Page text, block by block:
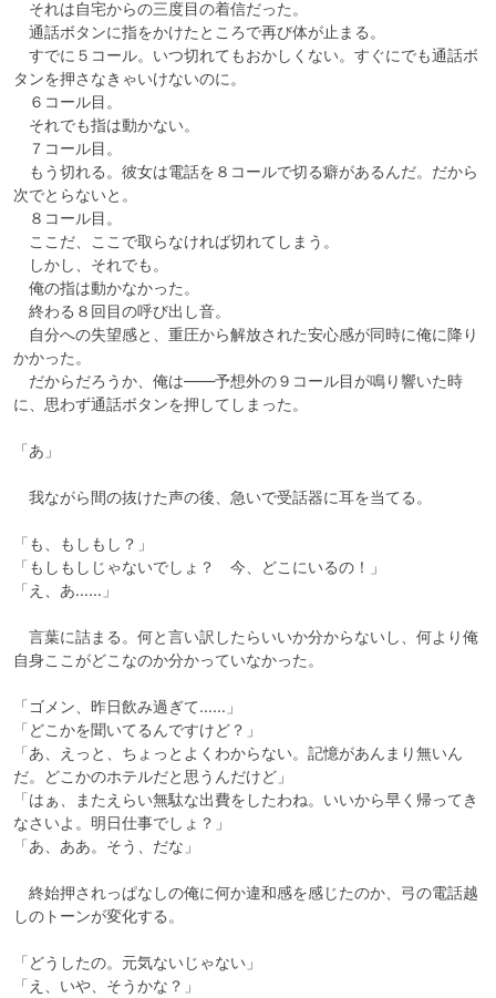
それは自宅からの三度目の着信だった。
通話ボタンに指をかけたところで再び体が止まる。
すでに５コール。いつ切れてもおかしくない。すぐにでも通話ボ
タンを押さなきゃいけないのに。
６コール目。
それでも指は動かない。
７コール目。
もう切れる。彼女は電話を８コールで切る癖があるんだ。だから
次でとらないと。
８コール目。
ここだ、ここで取らなければ切れてしまう。
しかし、それでも。
俺の指は動かなかった。
終わる８回目の呼び出し音。
自分への失望感と、重圧から解放された安心感が同時に俺に降り
かかった。
だからだろうか、俺は――予想外の９コール目が鳴り響いた時
に、思わず通話ボタンを押してしまった。
「あ」
我ながら間の抜けた声の後、急いで受話器に耳を当てる。
「も、もしもし？」
「もしもしじゃないでしょ？　今、どこにいるの！」
「え、あ……」
言葉に詰まる。何と言い訳したらいいか分からないし、何より俺
自身ここがどこなのか分かっていなかった。
「ゴメン、昨日飲み過ぎて……」
「どこかを聞いてるんですけど？」
「あ、えっと、ちょっとよくわからない。記憶があんまり無いん
だ。どこかのホテルだと思うんだけど」
「はぁ、またえらい無駄な出費をしたわね。いいから早く帰ってき
なさいよ。明日仕事でしょ？」
「あ、ああ。そう、だな」
終始押されっぱなしの俺に何か違和感を感じたのか、弓の電話越
しのトーンが変化する。
「どうしたの。元気ないじゃない」
「え、いや、そうかな？」